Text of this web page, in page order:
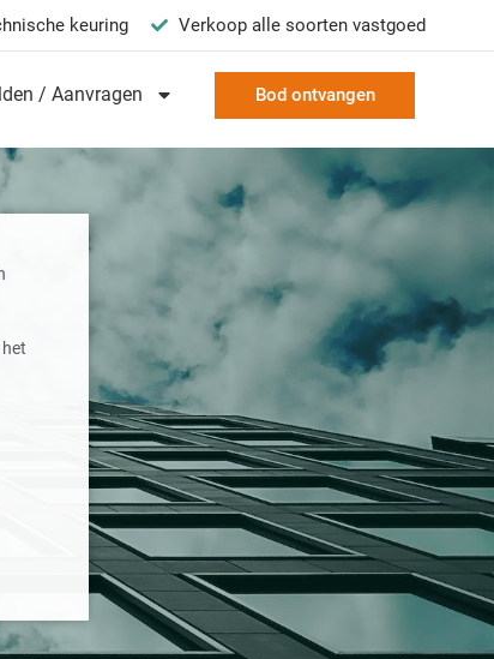
keuring Verkoop alle soorten vastgoed
/ Aanvragen Bod ontvangen